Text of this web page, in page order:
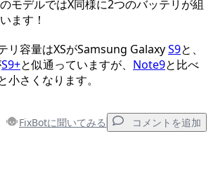
モデルではX同様に2つのバッテリが組
ます！
リ容量はXSがSamsung GalaxyS9と、
S9+と似通っていますが、 Note9と比べ
小さくなります。
FixBotに聞いてみる コメントを追加